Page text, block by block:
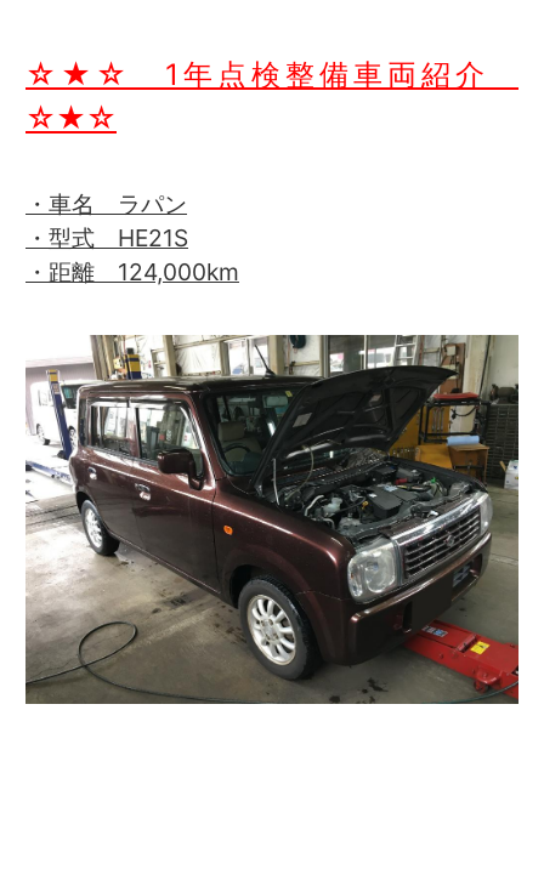
☆★☆ 1年点検整備車両紹介
☆★☆
・車名 ラパン
・型式 HE21S
・距離 124,000km